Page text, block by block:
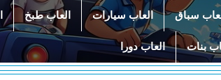
سباق العاب سيارات العاب طبخ
بنات العاب دورا